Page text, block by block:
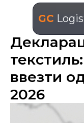
GC
ввезти
2026